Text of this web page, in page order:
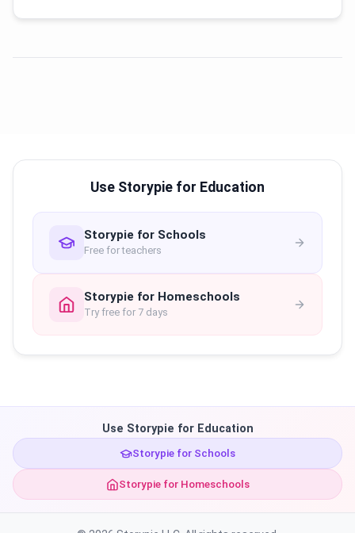
Use Storypie for Education
Storypie for Schools
Free for teachers
Storypie for Homeschools
Try free for 7 days
Use Storypie for Education
Storypie for Schools
Storypie for Homeschools